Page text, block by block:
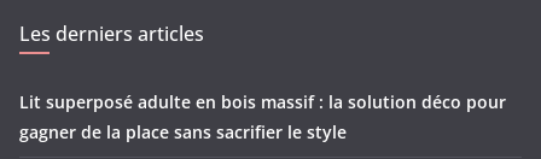
Les derniers articles
Lit superposé adulte en bois massif : la solution déco pour
gagner de la place sans sacrifier le style